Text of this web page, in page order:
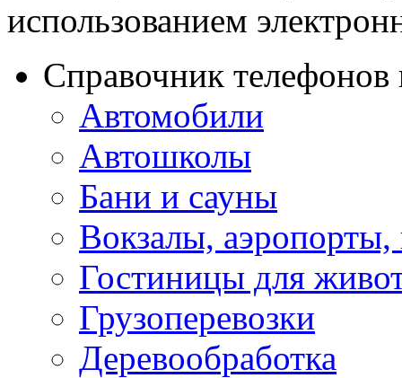
использованием
Справочник
Автомобили
Автошколы
Бани и сауны
Вокзалы,
Гостиницы для
Грузоперевозки
Деревообработка